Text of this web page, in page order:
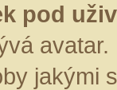
pod
jakými